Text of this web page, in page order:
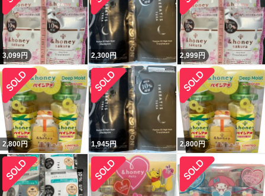
3,099円 2,300円 2,999円
2,800円 1,945円 2,800円